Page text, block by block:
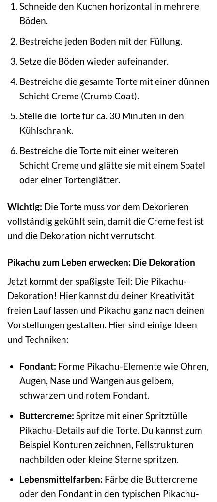
Schneide den Kuchen horizontal in mehrere
Böden.
Bestreiche jeden Boden mit der Füllung.
Setze die Böden wieder aufeinander.
Bestreiche die gesamte Torte mit einer dünnen
Schicht Creme (Crumb Coat).
Stelle die Torte für ca. 30 Minuten in den
Kühlschrank.
Bestreiche die Torte mit einer weiteren
Schicht Creme und glätte sie mit einem Spatel
oder einer Tortenglätter.
Wichtig: Die Torte muss vor dem Dekorieren
vollständig gekühlt sein, damit die Creme fest ist
und die Dekoration nicht verrutscht.
Pikachu zum Leben erwecken: Die Dekoration
Jetzt kommt der spaßigste Teil: Die Pikachu-
Dekoration! Hier kannst du deiner Kreativität
freien Lauf lassen und Pikachu ganz nach deinen
Vorstellungen gestalten. Hier sind einige Ideen
und Techniken:
Fondant: Forme Pikachu-Elemente wie Ohren,
Augen, Nase und Wangen aus gelbem,
schwarzem und rotem Fondant.
Buttercreme: Spritze mit einer Spritztülle
Pikachu-Details auf die Torte. Du kannst zum
Beispiel Konturen zeichnen, Fellstrukturen
nachbilden oder kleine Sterne spritzen.
Lebensmittelfarben: Färbe die Buttercreme
oder den Fondant in den typischen Pikachu-